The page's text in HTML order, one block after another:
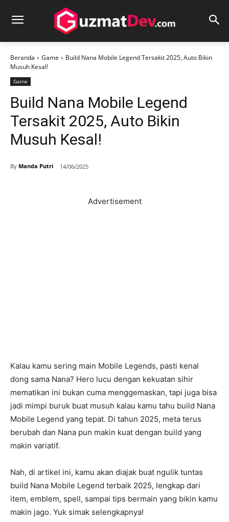
Beranda Game
Build Nana Mobile Legend Tersakit 2025, Auto Bikin
Musuh Kesal!
Game
Build Nana Mobile Legend
Tersakit 2025, Auto Bikin
Musuh Kesal!
By Manda Putri 14/06/2025
Advertisement
Kalau kamu sering main Mobile Legends, pasti kenal
dong sama Nana? Hero lucu dengan kekuatan sihir
mematikan ini bukan cuma menggemaskan, tapi juga bisa
jadi mimpi buruk buat musuh kalau kamu tahu build Nana
Mobile Legend yang tepat. Di tahun 2025, meta terus
berubah dan Nana pun makin kuat dengan build yang
makin variatif.
Nah, di artikel ini, kamu akan diajak buat ngulik tuntas
build Nana Mobile Legend terbaik 2025, lengkap dari
item, emblem, spell, sampai tips bermain yang bikin kamu
makin jago. Yuk simak selengkapnya!